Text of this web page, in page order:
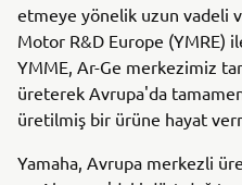
etmeye yönelik uzun vadeli
Motor R&D Europe (YMRE)
YMME, Ar-Ge merkezimiz
üreterek Avrupa'da
üretilmiş bir ürüne hayat
Yamaha, Avrupa merkezli